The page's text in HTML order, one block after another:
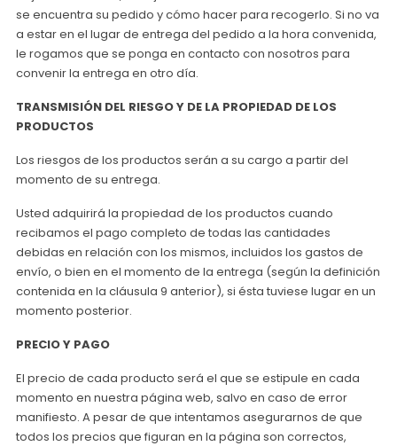
se encuentra su pedido y cómo hacer para recogerlo. Si no va
a estar en el lugar de entrega del pedido a la hora convenida,
le rogamos que se ponga en contacto con nosotros para
convenir la entrega en otro día.
TRANSMISIÓN DEL RIESGO Y DE LA PROPIEDAD DE LOS
PRODUCTOS
Los riesgos de los productos serán a su cargo a partir del
momento de su entrega.
Usted adquirirá la propiedad de los productos cuando
recibamos el pago completo de todas las cantidades
debidas en relación con los mismos, incluidos los gastos de
envío, o bien en el momento de la entrega (según la definición
contenida en la cláusula 9 anterior), si ésta tuviese lugar en un
momento posterior.
PRECIO Y PAGO
El precio de cada producto será el que se estipule en cada
momento en nuestra página web, salvo en caso de error
manifiesto. A pesar de que intentamos asegurarnos de que
todos los precios que figuran en la página son correctos,